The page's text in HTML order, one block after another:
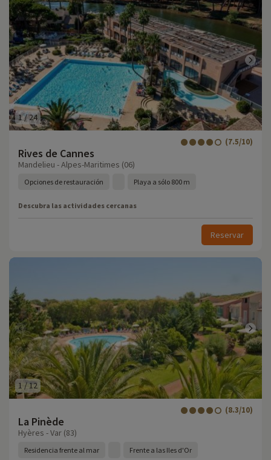
1/24
Rives de Cannes
(7.5/10)
Mandelieu - Alpes-Maritimes (06)
Opciones de restauración Playa a sólo 800 m
Descubra las actividades cercanas
Reservar
1 /12
La Pinède
(8.3/10)
Hyères - Var (83)
Residencia frente al mar Frente a las Iles d'Or